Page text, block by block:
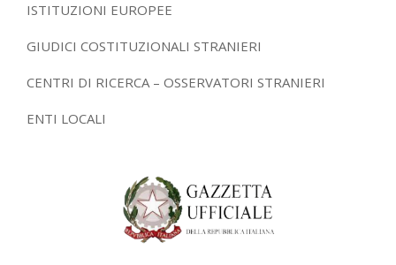
ISTITUZIONI EUROPEE
GIUDICI COSTITUZIONALI STRANIERI
CENTRI DI RICERCA – OSSERVATORI STRANIERI
ENTI LOCALI